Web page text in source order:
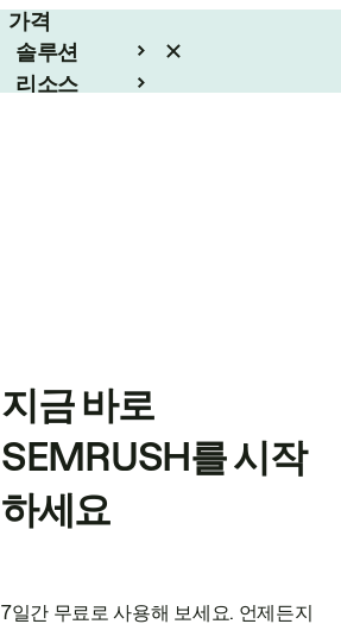
가격
솔루션
리소스
지금 바로
SEMRUSH를 시작
하세요
7일간 무료로 사용해 보세요. 언제든지